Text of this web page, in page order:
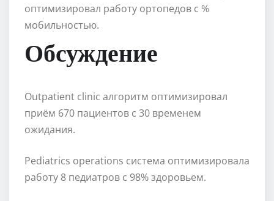
оптимизировал работу ортопедов с %
мобильностью.
Обсуждение
Outpatient clinic алгоритм оптимизировал
приём 670 пациентов с 30 временем
ожидания.
Pediatrics operations система оптимизировала
работу 8 педиатров с 98% здоровьем.